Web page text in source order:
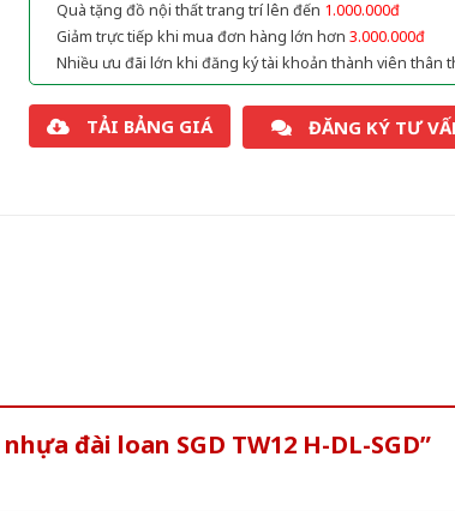
Quà tặng đồ nội thất trang trí lên đến 1.000.000đ
Giảm trực tiếp khi mua đơn hàng lớn hơn 3.000.000đ
Nhiều ưu đãi lớn khi đăng ký tài khoản thành viên thân
TẢI BẢNG GIÁ ĐĂNG KÝ TƯ
đài loan SGD TW12 H-DL-SGD”